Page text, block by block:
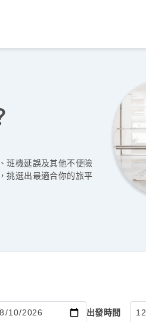
班機延誤及其他不便險
挑選出最適合你的旅平
出發時間